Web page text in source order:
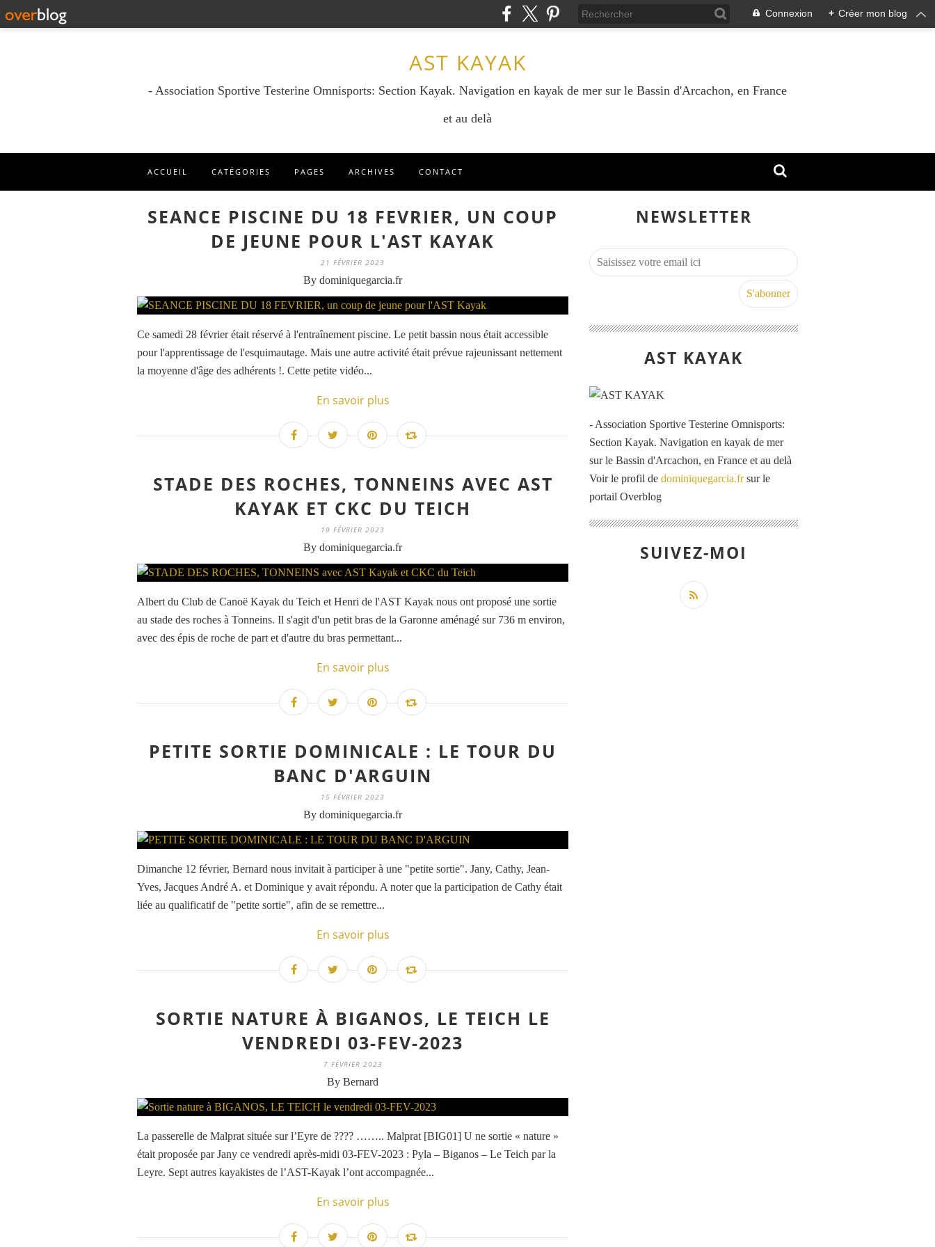
Connexion + Créer mon blog
AST KAYAK
- Association Sportive Testerine Omnisports: Section Kayak. Navigation en kayak de mer sur le Bassin d'Arcachon, en France
et au delà
ACCUEIL CATÉGORIES PAGES ARCHIVES CONTACT
SEANCE PISCINE DU 18 FEVRIER, UN COUP
DE JEUNE POUR L'AST KAYAK
21 FÉVRIER 2023
By dominiquegarcia.fr
Ce samedi 28 février était réservé à l'entraînement piscine. Le petit bassin nous était accessible
pour l'apprentissage de l'esquimautage. Mais une autre activité était prévue rajeunissant nettement
la moyenne d'âge des adhérents !. Cette petite vidéo...
En savoir plus
STADE DES ROCHES, TONNEINS AVEC AST
KAYAK ET CKC DU TEICH
19 FÉVRIER 2023
By dominiquegarcia.fr
Albert du Club de Canoë Kayak du Teich et Henri de l'AST Kayak nous ont proposé une sortie
au stade des roches à Tonneins. Il s'agit d'un petit bras de la Garonne aménagé sur 736 m environ,
avec des épis de roche de part et d'autre du bras permettant...
En savoir plus
PETITE SORTIE DOMINICALE : LE TOUR DU
BANC D'ARGUIN
15 FÉVRIER 2023
By dominiquegarcia.fr
Dimanche 12 février, Bernard nous invitait à participer à une "petite sortie". Jany, Cathy, Jean-
Yves, Jacques André A. et Dominique y avait répondu. A noter que la participation de Cathy était
liée au qualificatif de "petite sortie", afin de se remettre...
En savoir plus
SORTIE NATURE À BIGANOS, LE TEICH LE
VENDREDI 03-FEV-2023
7 FÉVRIER 2023
By Bernard
La passerelle de Malprat située sur l’Eyre de ???? …….. Malprat [BIG01] U ne sortie « nature »
était proposée par Jany ce vendredi après-midi 03-FEV-2023 : Pyla – Biganos – Le Teich par la
Leyre. Sept autres kayakistes de l’AST-Kayak l’ont accompagnée...
En savoir plus
NEWSLETTER
AST KAYAK
- Association Sportive Testerine Omnisports:
Section Kayak. Navigation en kayak de mer
sur le Bassin d'Arcachon, en France et au delà
Voir le profil de dominiquegarcia.frsur le
portail Overblog
SUIVEZ-MOI